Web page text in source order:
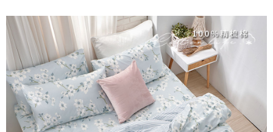
相關說明
【大哥付你分期使用說明】
1.本服務由台灣大哥大提供，台灣大哥大用戶可立即使用無須另外申請。
2.付款方式選擇「大哥付你分期」，訂單成立後會自動跳轉到大哥付的交易
流程，驗證手機門號後，選擇欲分期的期數、繳款截止日，確認付款後即完
成交易。
3.實際核准額度、可分期數及費用金額請依後續交易確認頁面所載為準。
4.訂單成立30分鐘內，如未前往確認交易或遇審核未通過，訂單將自動取
消。如遇「轉專審核」未通過狀況，表示未達大哥付你分期系統評分，恕無
法說明評估內容。
【繳款方式說明】
AFTEE先享後付
相關說明
【關於「AFTEE先享後付」】
AFTEE先享後付是「在收到商品之後才付款」的支付方式。 讓您購物簡單
便利好安心！
１．簡單：不需註冊會員、不需綁卡、不需儲值。
２．便利：只要手機號碼，簡訊認證，即可結帳。
３．安心：先確認商品／服務後，再付款。
Hami Point
相關說明
「Hami Point」為中華電信所提供之點數服務，可於會員專區綁定中華電信
會員帳號後，即可在購物車使用 Hami Point 折抵消費金額 (1點等於1元)。
ATM付款